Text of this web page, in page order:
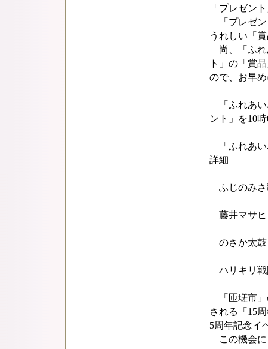
「プレゼン
「プレゼン
うれしい「
尚、「ふれ
ト」の「賞
ので、お早
「ふれあい
ント」を10
「ふれあい
詳細
ふじのみさ
藤井マサヒ
のさか太鼓
ハリキリ戦
「匝瑳市」
される「15
5周年記念イ
この機会に